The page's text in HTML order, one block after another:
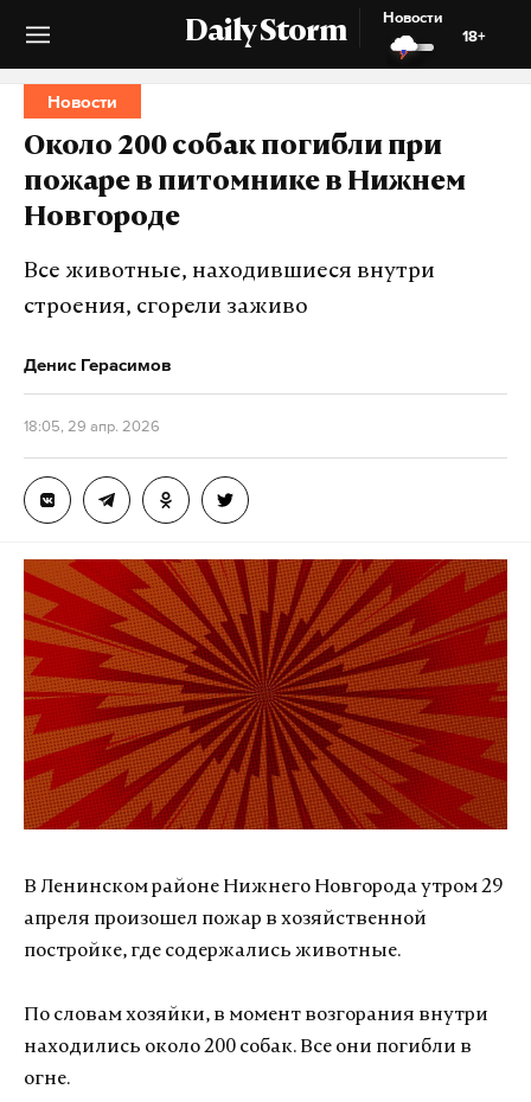
Daily Storm
Новости
18+
Новости
Около 200 собак погибли при
пожаре в питомнике в Нижнем
Новгороде
Все животные, находившиеся внутри
строения, сгорели заживо
Денис Герасимов
18:05, 29 апр. 2026
В Ленинском районе Нижнего Новгорода утром 29
апреля произошел пожар в хозяйственной
постройке, где содержались животные.
По словам хозяйки, в момент возгорания внутри
находились около 200 собак. Все они погибли в
огне.